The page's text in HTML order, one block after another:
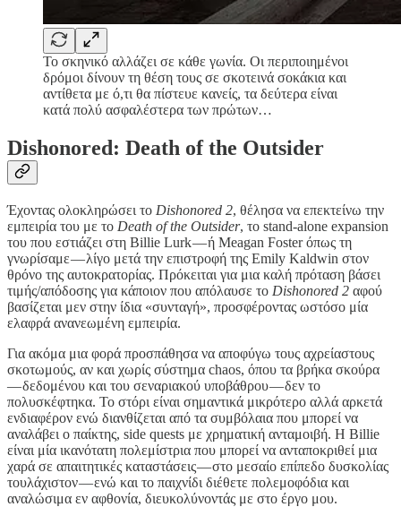
Το σκηνικό αλλάζει σε κάθε γωνία. Οι περιποιημένοι
δρόμοι δίνουν τη θέση τους σε σκοτεινά σοκάκια και
αντίθετα με ό,τι θα πίστευε κανείς, τα δεύτερα είναι
κατά πολύ ασφαλέστερα των πρώτων…
Dishonored: Death of the Outsider
Έχοντας ολοκληρώσει το Dishonored 2, θέλησα να επεκτείνω την
εμπειρία του με το Death of the Outsider, το stand-alone expansion
του που εστιάζει στη Billie Lurk — ή Meagan Foster όπως τη
γνωρίσαμε — λίγο μετά την επιστροφή της Emily Kaldwin στον
θρόνο της αυτοκρατορίας. Πρόκειται για μια καλή πρόταση βάσει
τιμής/απόδοσης για κάποιον που απόλαυσε το Dishonored 2 αφού
βασίζεται μεν στην ίδια «συνταγή», προσφέροντας ωστόσο μία
ελαφρά ανανεωμένη εμπειρία.
Για ακόμα μια φορά προσπάθησα να αποφύγω τους αχρείαστους
σκοτωμούς, αν και χωρίς σύστημα chaos, όπου τα βρήκα σκούρα
— δεδομένου και του σεναριακού υποβάθρου — δεν το
πολυσκέφτηκα. Το στόρι είναι σημαντικά μικρότερο αλλά αρκετά
ενδιαφέρον ενώ διανθίζεται από τα συμβόλαια που μπορεί να
αναλάβει ο παίκτης, side quests με χρηματική ανταμοιβή. Η Billie
είναι μία ικανότατη πολεμίστρια που μπορεί να ανταποκριθεί μια
χαρά σε απαιτητικές καταστάσεις — στο μεσαίο επίπεδο δυσκολίας
τουλάχιστον — ενώ και το παιχνίδι διέθετε πολεμοφόδια και
αναλώσιμα εν αφθονία, διευκολύνοντάς με στο έργο μου.